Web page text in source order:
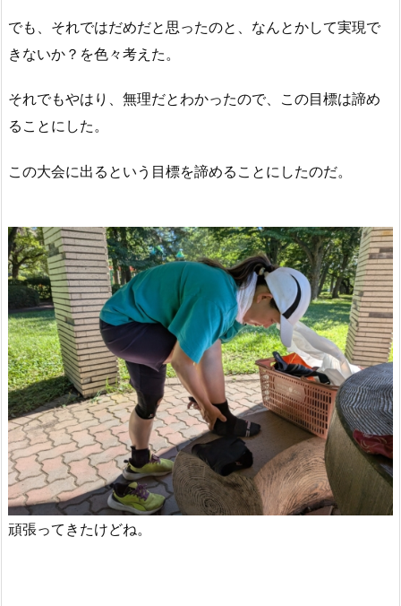
でも、それではだめだと思ったのと、なんとかして実現で
きないか？を色々考えた。
それでもやはり、無理だとわかったので、この目標は諦め
ることにした。
この大会に出るという目標を諦めることにしたのだ。
頑張ってきたけどね。